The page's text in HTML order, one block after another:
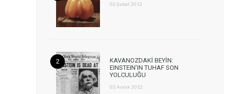
02 Şubat 2012
KAVANOZDAKİ BEYİN:
EINSTEIN’IN TUHAF SON
YOLCULUĞU
03 Aralık 2012